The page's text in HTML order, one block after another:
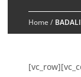
Home/